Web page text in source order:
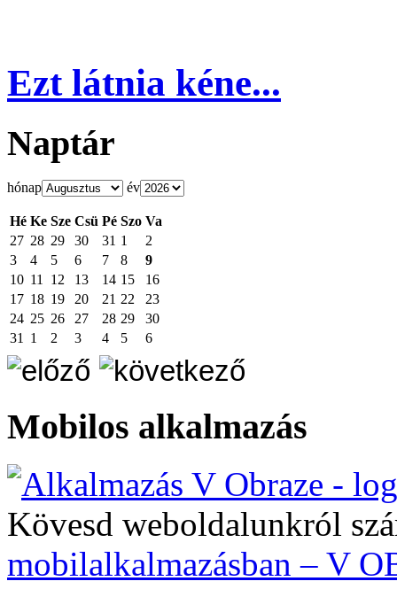
Ezt látnia kéne...
Naptár
hónap év
Hé Ke Sze Csü Pé Szo Va
27 28 29 30 31 1
2
3
4 5 6 7 8
9
10 11 12 13 14 15
16
17 18 19 20 21 22
23
24 25 26 27 28 29
30
31
1 2 3 4 5 6
Mobilos alkalmazás
Kövesd weboldalunkról
mobilalkalmazásban – V